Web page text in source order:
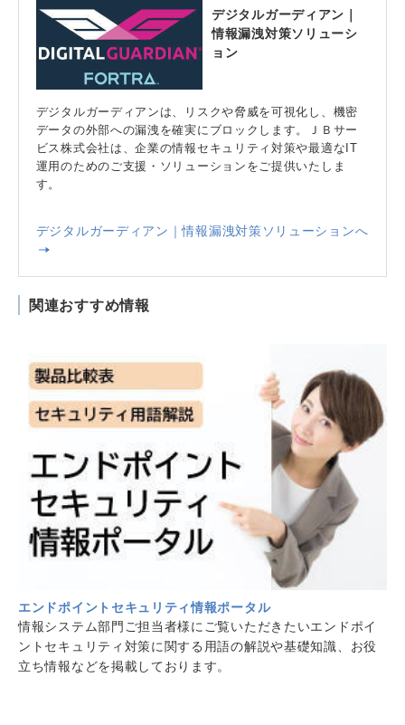
デジタルガーディアン｜
情報漏洩対策ソリューシ
ョン
デジタルガーディアンは、リスクや脅威を可視化し、機密
データの外部への漏洩を確実にブロックします。ＪＢサー
ビス株式会社は、企業の情報セキュリティ対策や最適なIT
運用のためのご支援・ソリューションをご提供いたしま
す。
デジタルガーディアン｜情報漏洩対策ソリューションへ
関連おすすめ情報
エンドポイントセキュリティ情報ポータル
情報システム部門ご担当者様にご覧いただきたいエンドポイ
ントセキュリティ対策に関する用語の解説や基礎知識、お役
立ち情報などを掲載しております。